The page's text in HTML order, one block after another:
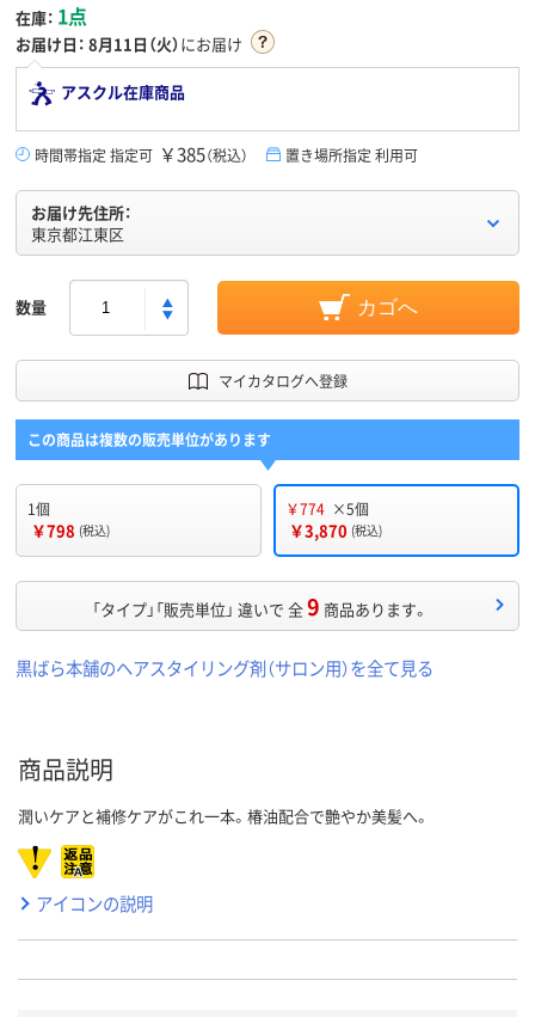
在庫： 1点
お届け日： 8月11日（火）にお届け
アスクル在庫商品
時間帯指定 指定可 ￥385（税込） 置き場所指定 利用可
お届け先住所：
東京都江東区
数量 カゴへ
マイカタログへ登録
この商品は複数の販売単位があります
1個
￥798 (税込)
￥774 ×5個
￥3,870 (税込)
「タイプ」「販売単位」 違いで 全9 商品あります。
黒ばら本舗のヘアスタイリング剤（サロン用）を全て見る
商品説明
潤いケアと補修ケアがこれ一本。椿油配合で艶やか美髪へ。
アイコンの説明